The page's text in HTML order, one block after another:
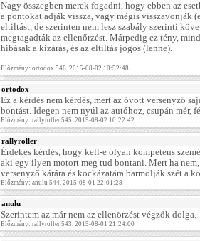
Nagy összegben merek fogadni, hogy ebben az
a pontokat adják vissza, vagy mégis visszavonják
eltiltást, de szerinten nem lesz szabály szerinti
megtagadták az ellenőrzést. Márpedig ez tény,
hibásak a kizárás, és az eltiltás jogos (lenne).
Előzmény: ortodox 546. 2015-08-02 10:52:48
ortodox
Ez a kérdés nem kérdés, mert az óvott versenyző
bontást. Idegen nem nyúl az autóhoz, csupán mér,
Előzmény: rallyroller 545. 2015-08-02 10:22:42
rallyroller
Érdekes kérdés, hogy kell-e olyan kompetens
aki egy ilyen motort meg tud bontani. Mert ha
versenyző kárára és kockázatára barmolják szét a
Előzmény: anulu 544. 2015-08-01 22:01:28
anulu
Szerintem az már nem az ellenörzést végzők dolga.
Előzmény: rallyroller 543. 2015-08-01 21:24:00